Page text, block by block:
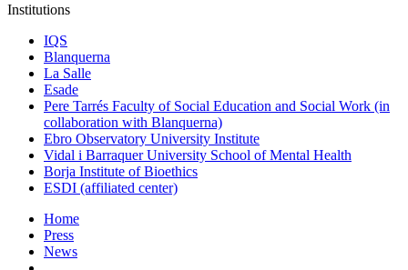
Institutions
IQS
Blanquerna
La Salle
Esade
Pere Tarrés Faculty of Social Education and Social Work (in
collaboration with Blanquerna)
Ebro Observatory University Institute
Vidal i Barraquer University School of Mental Health
Borja Institute of Bioethics
ESDI (affiliated center)
Home
Press
News